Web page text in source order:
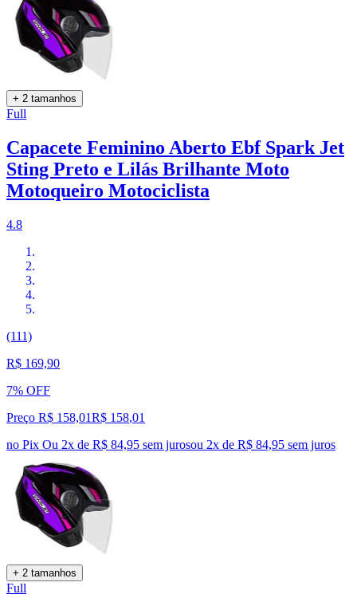
+ 2 tamanhos
Full
Capacete Feminino Aberto Ebf Spark Jet
Sting Preto e Lilás Brilhante Moto
Motoqueiro Motociclista
4.8
(111)
R$ 169,90
7% OFF
Preço R$ 158,01R$ 158,01
no Pix Ou 2x de R$ 84,95 sem jurosou 2x de R$ 84,95 sem juros
+ 2 tamanhos
Full